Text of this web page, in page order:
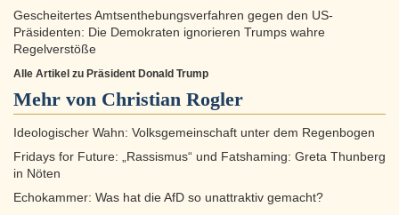
Gescheitertes Amtsenthebungsverfahren gegen den US-
Präsidenten: Die Demokraten ignorieren Trumps wahre
Regelverstöße
Alle Artikel zu Präsident Donald Trump
Mehr von Christian Rogler
Ideologischer Wahn: Volksgemeinschaft unter dem Regenbogen
Fridays for Future: „Rassismus“ und Fatshaming: Greta Thunberg
in Nöten
Echokammer: Was hat die AfD so unattraktiv gemacht?